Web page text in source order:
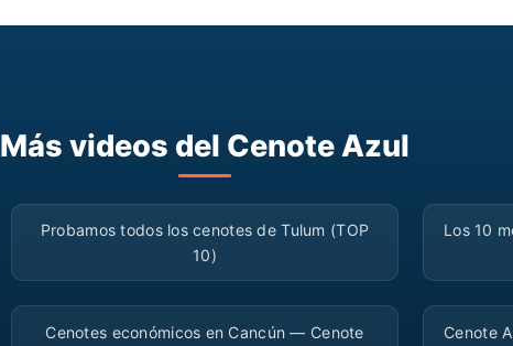
Más videos del Cenote Azul
▶
Probamos todos los cenotes de Tulum (TOP
10)
Los 10
▶
Cenotes económicos en Cancún — Cenote
Cenote